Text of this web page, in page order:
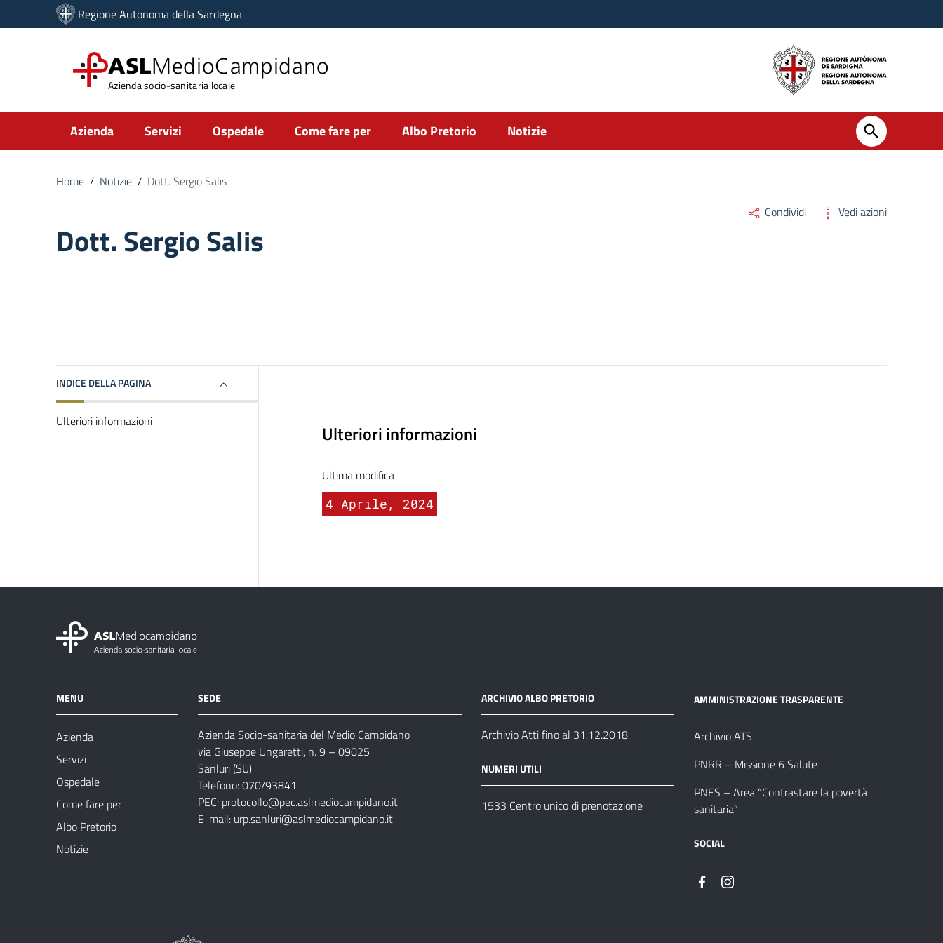
Vai ai contenuti
Vai al menu di navigazione
Regione Autonoma della Sardegna
ASLMedioCampidano
Azienda socio-sanitaria locale
Submenu
Azienda Servizi Ospedale Come fare per Albo Pretorio Notizie
Home / Notizie / Dott. Sergio Salis
Dott. Sergio Salis
Condividi Vedi azioni
INDICE DELLA PAGINA
Ulteriori informazioni Ulteriori informazioni
Ultima modifica
4 Aprile, 2024
MENU
Azienda
Servizi
Ospedale
Come fare per
Albo Pretorio
Notizie
SEDE
Azienda Socio-sanitaria del Medio Campidano
via Giuseppe Ungaretti, n. 9 – 09025
Sanluri (SU)
Telefono: 070/93841
PEC: protocollo@pec.aslmediocampidano.it
E-mail: urp.sanluri@aslmediocampidano.it
ARCHIVIO ALBO PRETORIO
Archivio Atti fino al 31.12.2018
NUMERI UTILI
1533 Centro unico di prenotazione
AMMINISTRAZIONE TRASPARENTE
Archivio ATS
PNRR – Missione 6 Salute
PNES – Area “Contrastare la povertà
sanitaria”
SOCIAL